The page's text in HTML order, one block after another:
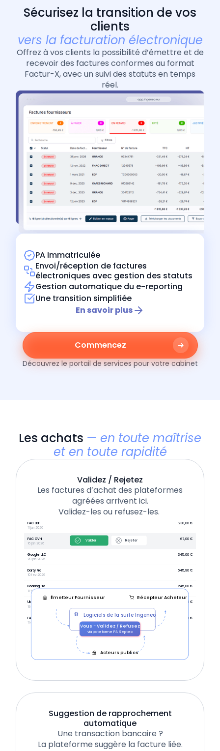
Sécurisez la transition de vos
clients
vers la facturation électronique
Offrez à vos clients la possibilité d’émettre et de
recevoir des factures conformes au format
Factur-X, avec un suivi des statuts en temps
réel.
PA Immatriculée
Envoi/réception de factures
électroniques avec gestion des statuts
Gestion automatique du e-reporting
Une transition simplifiée
En savoir plus
Commencez
Découvrez le portail de services pour votre cabinet
Les achats — en toute maîtrise
et en toute rapidité
Validez / Rejetez
Les factures d’achat des plateformes
agréées arrivent ici.
Validez-les ou refusez-les.
FAC EDF
11 jan 2026
230,00 €
FAC OVH
16 jan 2026
Valider Rejeter 67,00 €
Google LLC
20 jan 2026
345,00 €
Darty Pro
10 fev 2026
545,90 €
Booking Pro
13 fev 2026
245,00 €
Uber LLC
19 fev 2026
54,76 €
FAC EDF 20251211
11 déc 2025
+1 000,00 €
Émetteur Fournisseur Récepteur Acheteur
Logiciels de la suite Ingeneo
Vous - Validez / Refusez
via plateforme PA Septeo
Acteurs publics
Suggestion de rapprochement
automatique
Une transaction bancaire ?
La plateforme suggère la facture liée.